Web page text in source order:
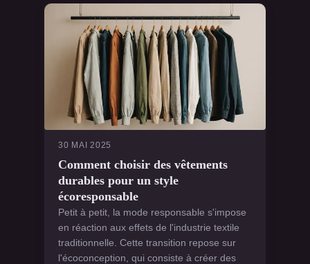
30 MAI 2025
Comment choisir des vêtements
durables pour un style
écoresponsable
Petit à petit, la mode responsable s'impose
en réaction aux effets de l'industrie textile
traditionnelle. Cette transition repose sur
l'écoconception, qui consiste à créer des